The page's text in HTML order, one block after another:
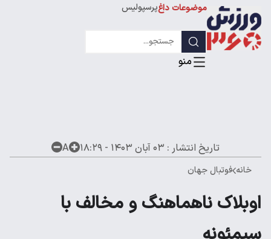
موضوعات داغپرسپولیس
لیگ قهرمانان
تاریخ انتشار : ۰۳ آبان ۱۴۰۳ - ۱۸:۲۹ A
خانه فوتبال جهان
اوبلاک ناهماهنگ و مخالف با